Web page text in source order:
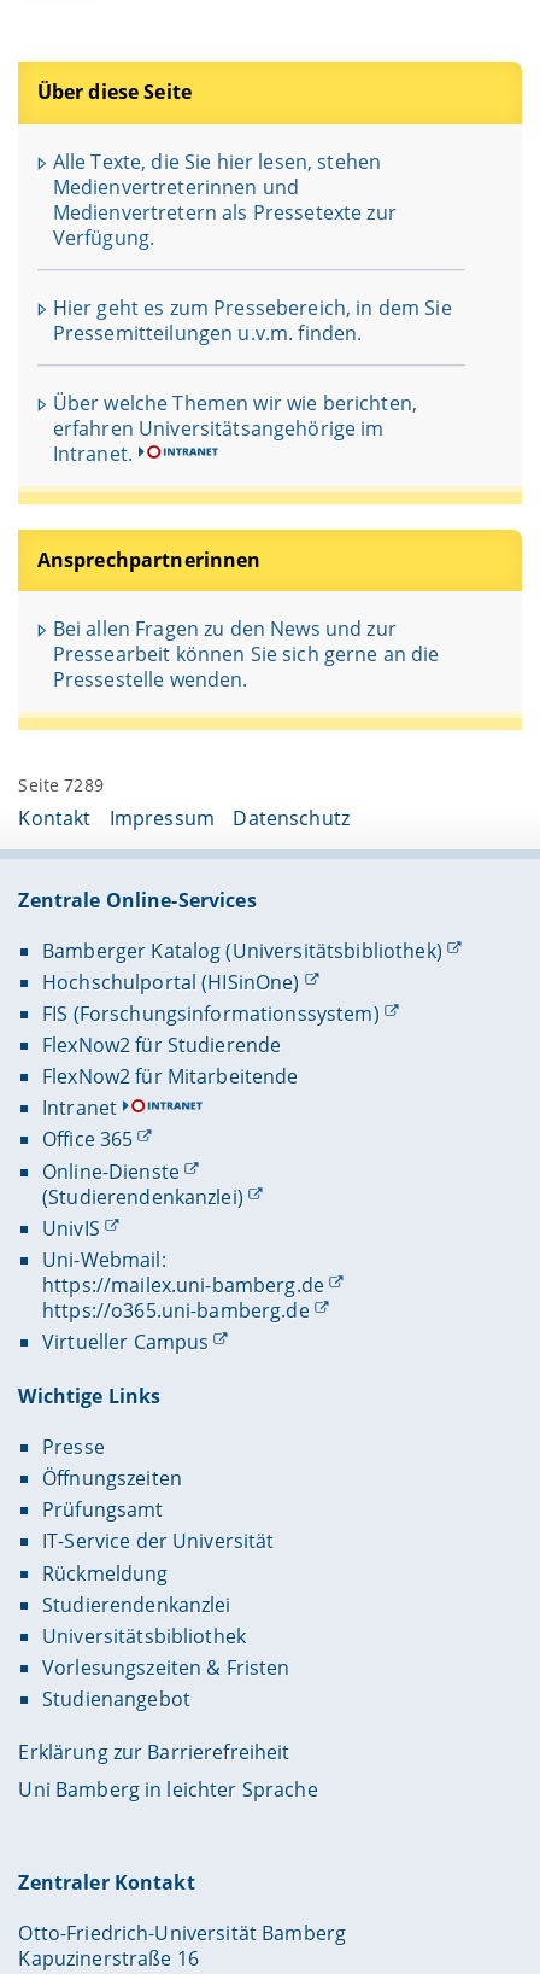
Über diese Seite
Alle Texte, die Sie hier lesen, stehen
Medienvertreterinnen und
Medienvertretern als Pressetexte zur
Verfügung.
Hier geht es zum Pressebereich, in dem Sie
Pressemitteilungen u.v.m. finden.
Über welche Themen wir wie berichten,
erfahren Universitätsangehörige im
Intranet.
Ansprechpartnerinnen
Bei allen Fragen zu den News und zur
Pressearbeit können Sie sich gerne an die
Pressestelle wenden.
Seite 7289
Kontakt Impressum Datenschutz
Zentrale Online-Services
Bamberger Katalog (Universitätsbibliothek)
Hochschulportal (HISinOne)
FIS (Forschungsinformationssystem)
FlexNow2 für Studierende
FlexNow2 für Mitarbeitende
Intranet
Office 365
Online-Dienste
(Studierendenkanzlei)
UnivIS
Uni-Webmail:
https://mailex.uni-bamberg.de
https://o365.uni-bamberg.de
Virtueller Campus
Wichtige Links
Presse
Öffnungszeiten
Prüfungsamt
IT-Service der Universität
Rückmeldung
Studierendenkanzlei
Universitätsbibliothek
Vorlesungszeiten & Fristen
Studienangebot
Erklärung zur Barrierefreiheit
Uni Bamberg in leichter Sprache
Zentraler Kontakt
Otto-Friedrich-Universität Bamberg
Kapuzinerstraße 16